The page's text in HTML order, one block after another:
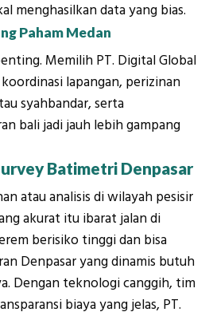
menghasilkan data yang bias.
Paham Medan
Memilih PT. Digital Global
lapangan, perizinan
syahbandar, serta
bali jadi jauh lebih gampang
Batimetri Denpasar
atau analisis di wilayah pesisir
akurat itu ibarat jalan di
berisiko tinggi dan bisa
Denpasar yang dinamis butuh
Dengan teknologi canggih, tim
biaya yang jelas, PT.